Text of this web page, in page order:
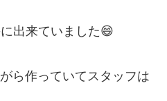
出来ていました😄
ら作っていてスタッフは